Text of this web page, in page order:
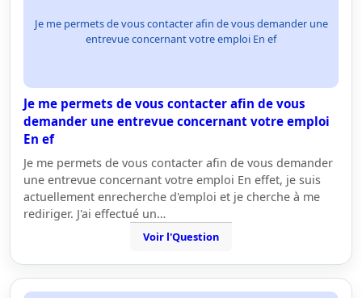
Je me permets de vous contacter afin de vous demander une
entrevue concernant votre emploi En ef
Je me permets de vous contacter afin de vous
demander une entrevue concernant votre emploi
En ef
Je me permets de vous contacter afin de vous demander
une entrevue concernant votre emploi En effet, je suis
actuellement enrecherche d'emploi et je cherche à me
rediriger. J'ai effectué un…
Voir l'Question